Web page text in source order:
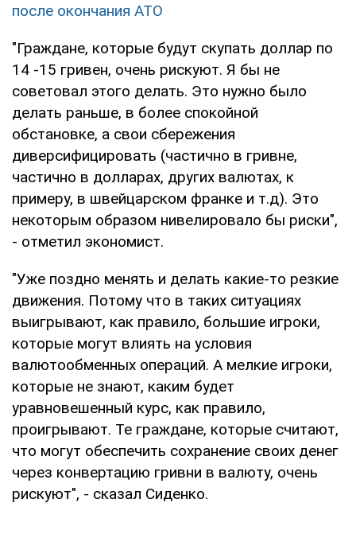
после окончания АТО
"Граждане, которые будут скупать доллар по
14 -15 гривен, очень рискуют. Я бы не
советовал этого делать. Это нужно было
делать раньше, в более спокойной
обстановке, а свои сбережения
диверсифицировать (частично в гривне,
частично в долларах, других валютах, к
примеру, в швейцарском франке и т.д). Это
некоторым образом нивелировало бы риски",
- отметил экономист.
"Уже поздно менять и делать какие-то резкие
движения. Потому что в таких ситуациях
выигрывают, как правило, большие игроки,
которые могут влиять на условия
валютообменных операций. А мелкие игроки,
которые не знают, каким будет
уравновешенный курс, как правило,
проигрывают. Те граждане, которые считают,
что могут обеспечить сохранение своих денег
через конвертацию гривни в валюту, очень
рискуют", - сказал Сиденко.